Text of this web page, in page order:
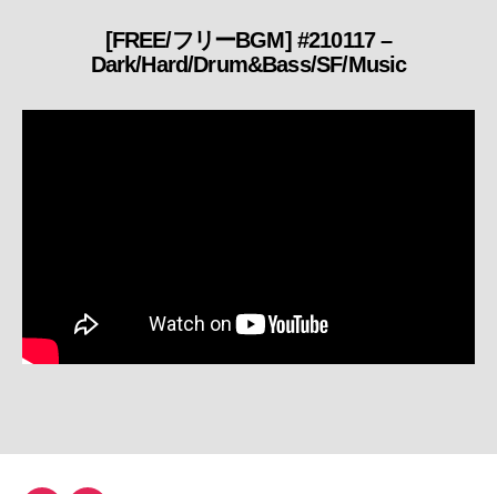
カ
テ
リ
[FREE/フリーBGM] #210117 –
Dark/Hard/Drum&Bass/SF/Music